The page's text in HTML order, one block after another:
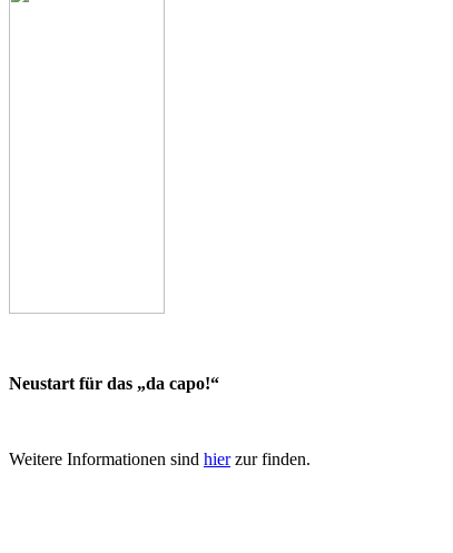
Neustart für das „da capo!“
Weitere Informationen sind hierzur finden.